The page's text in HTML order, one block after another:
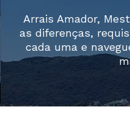
Arrais Amador,
as diferenças,
cada uma e